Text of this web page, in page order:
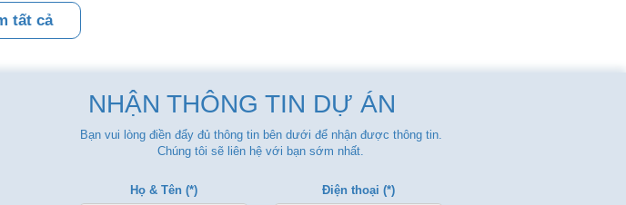
tất cả
NHẬN THÔNG TIN DỰ ÁN
Bạn vui lòng điền đẩy đủ thông tin bên dưới để nhận được thông tin.
Chúng tôi sẽ liên hệ với bạn sớm nhất.
Họ & Tên (*) Điện thoại (*)